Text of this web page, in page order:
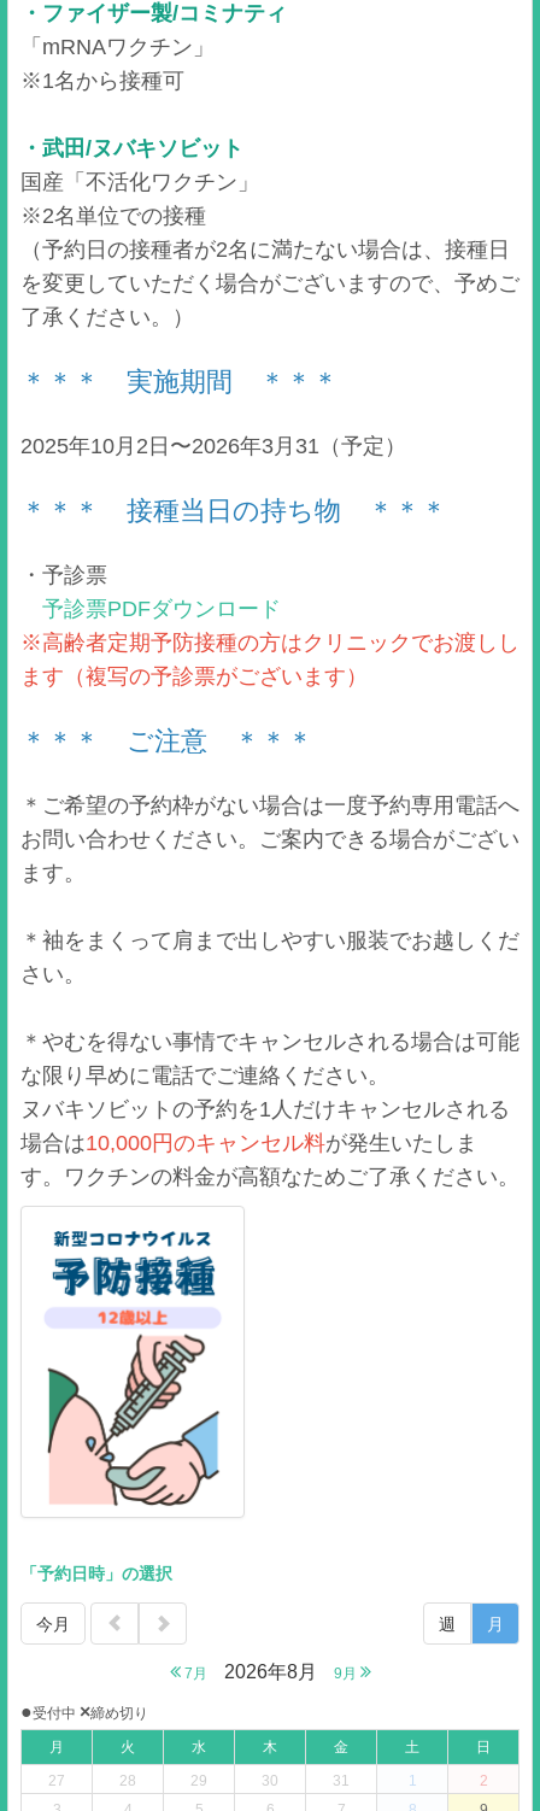
・ファイザー製/コミナティ
「mRNAワクチン」
※1名から接種可
・武田/ヌバキソビット
国産「不活化ワクチン」
※2名単位での接種
（予約日の接種者が2名に満たない場合は、接種日
を変更していただく場合がございますので、予めご
了承ください。）
＊＊＊ 実施期間 ＊＊＊
2025年10月2日〜2026年3月31（予定）
＊＊＊ 接種当日の持ち物 ＊＊＊
・予診票
予診票PDFダウンロード
※高齢者定期予防接種の方はクリニックでお渡しし
ます（複写の予診票がございます）
＊＊＊ ご注意 ＊＊＊
＊ご希望の予約枠がない場合は一度予約専用電話へ
お問い合わせください。ご案内できる場合がござい
ます。
＊袖をまくって肩まで出しやすい服装でお越しくだ
さい。
＊やむを得ない事情でキャンセルされる場合は可能
な限り早めに電話でご連絡ください。
ヌバキソビットの予約を1人だけキャンセルされる
場合は10,000円のキャンセル料が発生いたしま
す。ワクチンの料金が高額なためご了承ください。
「予約日時」の選択
今月
7月 2026年8月 9月
週 月
●受付中 ×締め切り
月
火 水 木 金 土
日
27
28 29 30 31 1
2